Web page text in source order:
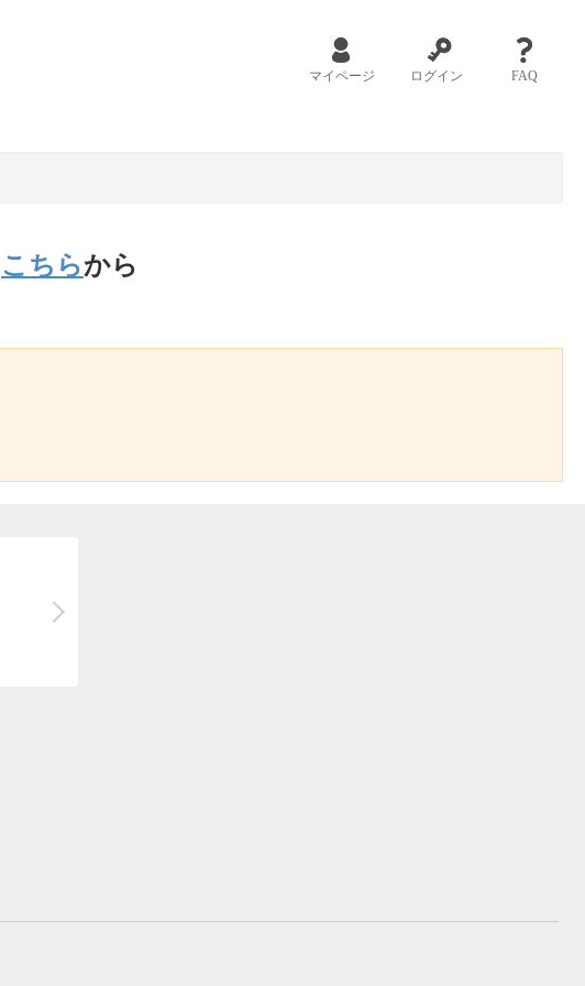
マイページ ログイン FAQ
こちらから